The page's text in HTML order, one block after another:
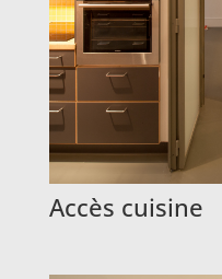
Accès cuisine